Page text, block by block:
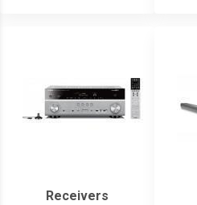
Receivers